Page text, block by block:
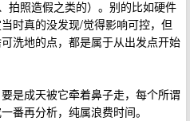
拍照造假之类的）。别的比如硬件
时真的没发现/觉得影响可控，但
洗地的点，都是属于从出发点开始
是成天被它牵着鼻子走，每个所谓
番再分析，纯属浪费时间。